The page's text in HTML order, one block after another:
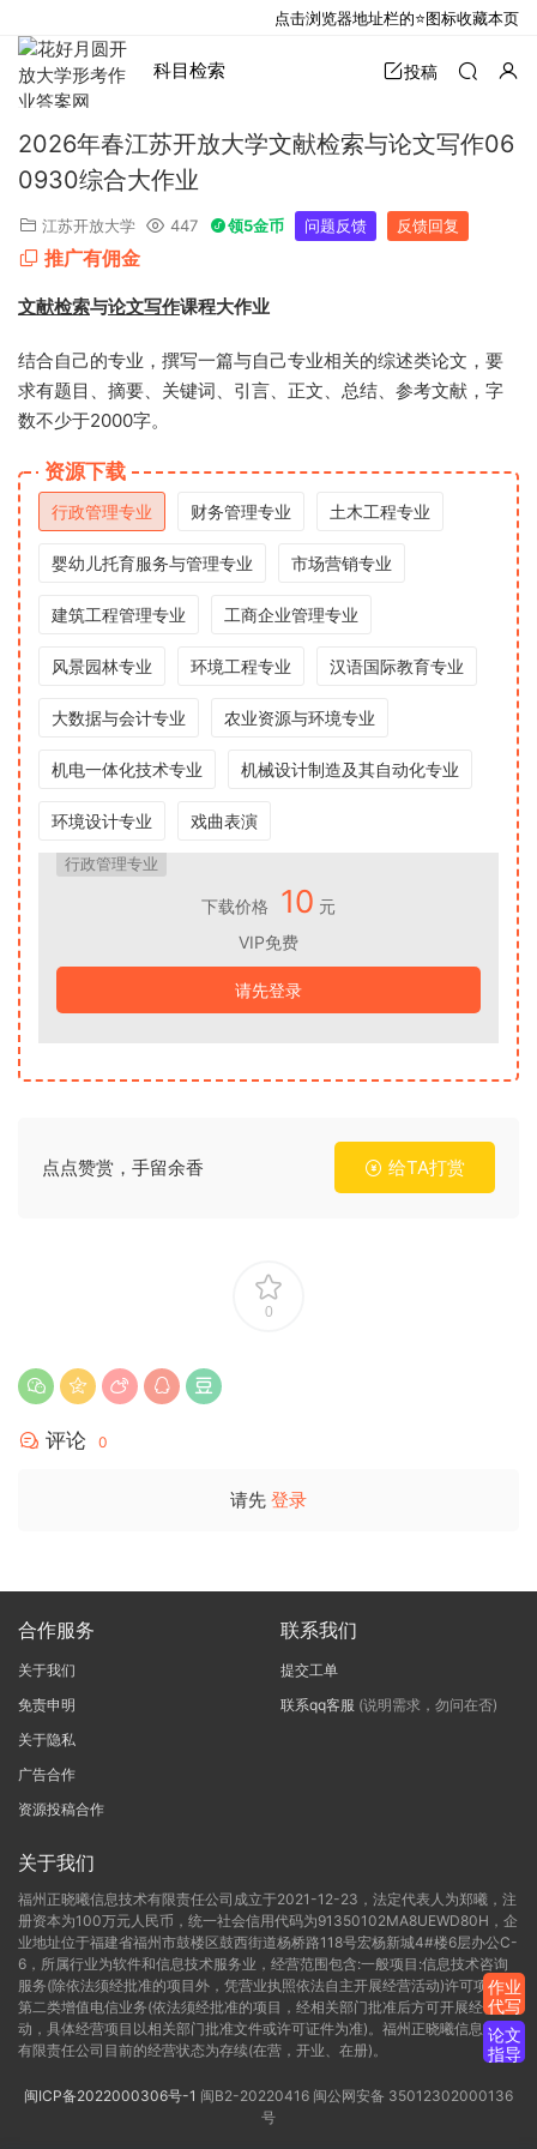
科目检索 投稿
2026年春江苏开放大学文献检索与论文写作06
0930综合大作业
江苏开放大学 447 领5金币 问题反馈 反馈回复
推广有佣金
文献检索与论文写作课程大作业
结合自己的专业，撰写一篇与自己专业相关的综述类论文，要
求有题目、摘要、关键词、引言、正文、总结、参考文献，字
数不少于2000字。
资源下载
行政管理专业 财务管理专业 土木工程专业
婴幼儿托育服务与管理专业 市场营销专业
建筑工程管理专业 工商企业管理专业
风景园林专业 环境工程专业 汉语国际教育专业
大数据与会计专业 农业资源与环境专业
机电一体化技术专业 机械设计制造及其自动化专业
环境设计专业 戏曲表演
行政管理专业
下载价格 10 元
VIP免费
请先登录
点点赞赏，手留余香 给TA打赏
0
评论 0
请先 登录
合作服务
关于我们
免责申明
关于隐私
广告合作
资源投稿合作
联系我们
提交工单
联系qq客服 (说明需求，勿问在否)
关于我们
福州正晓曦信息技术有限责任公司成立于2021-12-23，法定代表人为郑曦，注
册资本为100万元人民币，统一社会信用代码为91350102MA8UEWD80H，企
业地址位于福建省福州市鼓楼区鼓西街道杨桥路118号宏杨新城4#楼6层办公C-
6，所属行业为软件和信息技术服务业，经营范围包含:一般项目:信息技术咨询
服务(除依法须经批准的项目外，凭营业执照依法自主开展经营活动)许可项目:
第二类增值电信业务(依法须经批准的项目，经相关部门批准后方可开展经营活
动，具体经营项目以相关部门批准文件或许可证件为准)。福州正晓曦信息技术
有限责任公司目前的经营状态为存续(在营，开业、在册)。
闽ICP备2022000306号-1 闽B2-20220416 闽公网安备 35012302000136
号
点击浏览器地址栏的⭐图标收藏本页
作业
代写
论文
指导